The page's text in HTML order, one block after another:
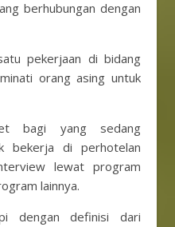
berhubungan dengan
pekerjaan di bidang
orang asing untuk
bagi yang sedang
bekerja di perhotelan
lewat program
lainnya.
dengan definisi dari